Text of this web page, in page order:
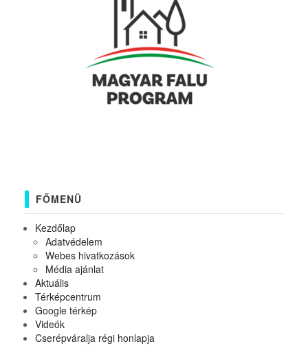
FŐMENÜ
Kezdőlap
Adatvédelem
Webes hivatkozások
Média ajánlat
Aktuális
Térképcentrum
Google térkép
Videók
Cserépváralja régi honlapja